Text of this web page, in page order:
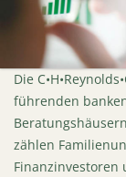
Die
führenden
zählen
Finanzinvestoren